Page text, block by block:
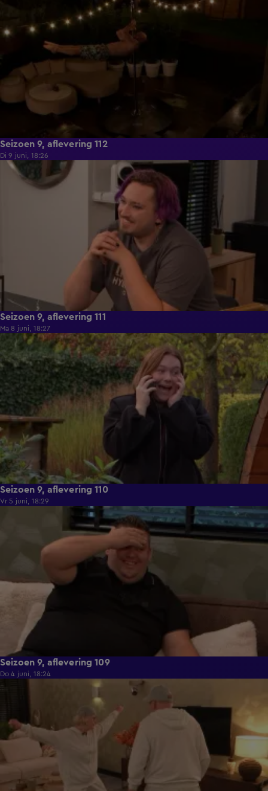
Seizoen 9, aflevering 112
Di 9 juni, 18:26
21:30
Seizoen 9, aflevering 111
Ma 8 juni, 18:27
22:26
Seizoen 9, aflevering 110
Vr 5 juni, 18:29
Seizoen 9, aflevering 109
Do 4 juni, 18:24